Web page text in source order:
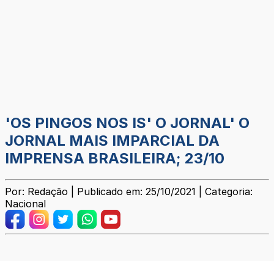
'OS PINGOS NOS IS' O JORNAL' O
JORNAL MAIS IMPARCIAL DA
IMPRENSA BRASILEIRA; 23/10
Por: Redação | Publicado em: 25/10/2021 | Categoria:
Nacional